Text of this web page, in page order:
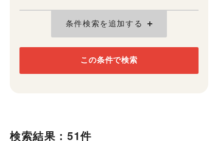
条件検索を追加する
この条件で検索
検索結果：51件